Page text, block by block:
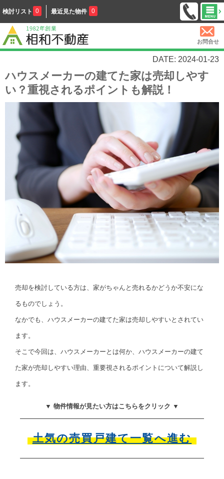
検討リスト 0 最近見た物件 0
お問合せ
DATE: 2024-01-23
ハウスメーカーの建てた家は売却しやす
い？重視されるポイントも解説！
売却を検討している方は、家がちゃんと売れるかどうか不安にな
るものでしょう。
なかでも、ハウスメーカーの建てた家は売却しやすいとされてい
ます。
そこで今回は、ハウスメーカーとは何か、ハウスメーカーの建て
た家が売却しやすい理由、重要視されるポイントについて解説し
ます。
▼ 物件情報が見たい方はこちらをクリック ▼
土気の売買戸建て一覧へ進む